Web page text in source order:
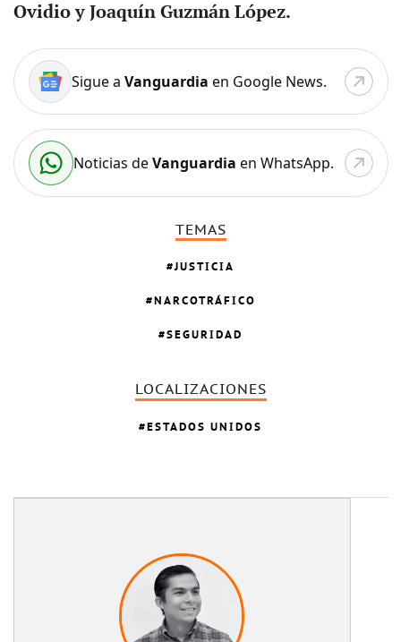
Ovidio y Joaquín Guzmán López.
Sigue a Vanguardia en Google News.
Noticias deVanguardia en WhatsApp.
TEMAS
JUSTICIA
NARCOTRÁFICO
SEGURIDAD
LOCALIZACIONES
ESTADOS UNIDOS